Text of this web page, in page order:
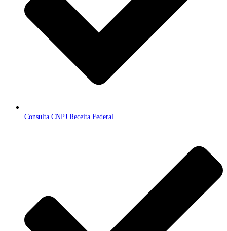
Consulta CNPJ Receita Federal